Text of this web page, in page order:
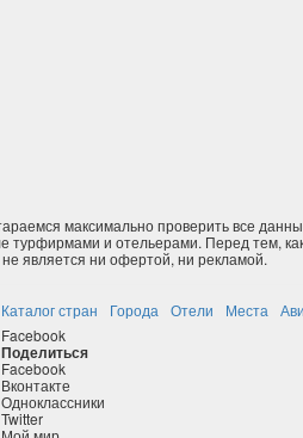
максимально проверить все
турфирмами и отельерами. Перед тем,
является ни офертой, ни рекламой.
Каталог стран Города Отели Места
Facebook
Поделиться
Facebook
Вконтакте
Одноклассники
Twitter